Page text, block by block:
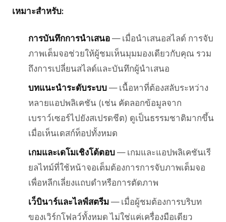
เหมาะสำหรับ:
การบันทึกการนำเสนอ — เมื่อนำเสนอสไลด์ การจับ
ภาพเต็มจอช่วยให้ผู้ชมเห็นมุมมองเดียวกับคุณ รวม
ถึงการเปลี่ยนสไลด์และบันทึกผู้นำเสนอ
บทแนะนำระดับระบบ — เนื้อหาที่ต้องสลับระหว่าง
หลายแอปพลิเคชัน (เช่น คัดลอกข้อมูลจาก
เบราว์เซอร์ไปยังสเปรดชีต) ดูเป็นธรรมชาติมากขึ้น
เมื่อเห็นเดสก์ท็อปทั้งหมด
เกมและเดโมเชิงโต้ตอบ — เกมและแอปพลิเคชันเรี
ยลไทม์ที่ใช้หน้าจอเต็มต้องการการจับภาพเต็มจอ
เพื่อหลีกเลี่ยงแถบดำหรือการตัดภาพ
เว็บินาร์และไลฟ์สตรีม — เมื่อผู้ชมต้องการบริบท
ของเวิร์กโฟลว์ทั้งหมด ไม่ใช่แค่เครื่องมือเดียว